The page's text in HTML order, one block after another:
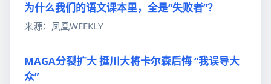
为什么我们的语文课本里，全是“失败者”？
来源：凤凰WEEKLY
MAGA分裂扩大 挺川大将卡尔森后悔 “我误导大
众”